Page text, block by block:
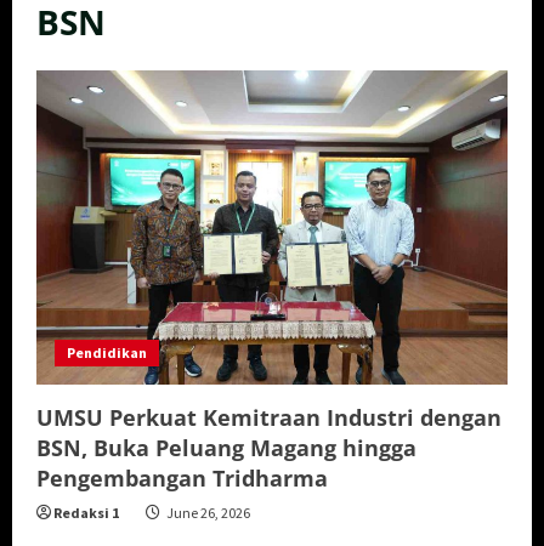
BSN
Pendidikan
UMSU Perkuat Kemitraan Industri dengan
BSN, Buka Peluang Magang hingga
Pengembangan Tridharma
Redaksi 1 June 26, 2026